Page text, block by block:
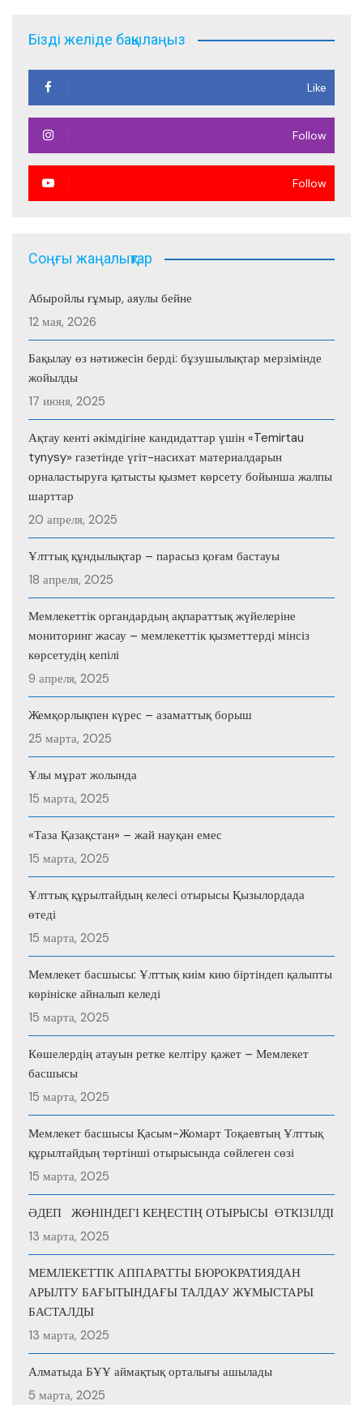
Бізді желіде бақылаңыз
Like
Follow
Follow
Соңғы жаңалықтар
Абыройлы ғұмыр, аяулы бейне
12 мая, 2026
Бақылау өз нәтижесін берді: бұзушылықтар мерзімінде
жойылды
17 июня, 2025
Ақтау кенті әкімдігіне кандидаттар үшін «Temirtau
tynysy» газетінде үгіт-насихат материалдарын
орналастыруға қатысты қызмет көрсету бойынша жалпы
шарттар
20 апреля, 2025
Ұлттық құндылықтар – парасыз қоғам бастауы
18 апреля, 2025
Мемлекеттік органдардың ақпараттық жүйелеріне
мониторинг жасау – мемлекеттік қызметтерді мінсіз
көрсетудің кепілі
9 апреля, 2025
Жемқорлықпен күрес – азаматтық борыш
25 марта, 2025
Ұлы мұрат жолында
15 марта, 2025
«Таза Қазақстан» – жай науқан емес
15 марта, 2025
Ұлттық құрылтайдың келесі отырысы Қызылордада
өтеді
15 марта, 2025
Мемлекет басшысы: Ұлттық киім кию біртіндеп қалыпты
көрініске айналып келеді
15 марта, 2025
Көшелердің атауын ретке келтіру қажет – Мемлекет
басшысы
15 марта, 2025
Мемлекет басшысы Қасым-Жомарт Тоқаевтың Ұлттық
құрылтайдың төртінші отырысында сөйлеген сөзі
15 марта, 2025
ӘДЕП ЖӨНІНДЕГІ КЕҢЕСТІҢ ОТЫРЫСЫ ӨТКІЗІЛДІ
13 марта, 2025
МЕМЛЕКЕТТІК АППАРАТТЫ БЮРОКРАТИЯДАН
АРЫЛТУ БАҒЫТЫНДАҒЫ ТАЛДАУ ЖҰМЫСТАРЫ
БАСТАЛДЫ
13 марта, 2025
Алматыда БҰҰ аймақтық орталығы ашылады
5 марта, 2025